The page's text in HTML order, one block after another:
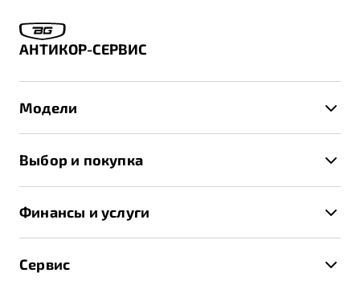
АНТИКОР-СЕРВИС
Модели
X70
Выбор и покупка
Спецпредложения и Акции
Записаться на тест-драйв
Финансы и услуги
Трейд-ин
Сервис